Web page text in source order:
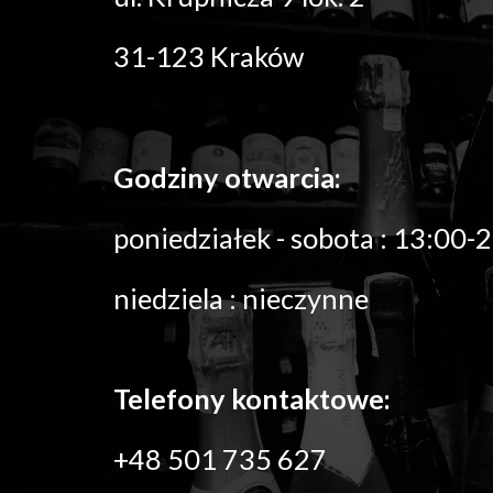
31-123 Kraków
Godziny otwarcia:
poniedziałek - sobota : 13:00-
niedziela : nieczynne
Telefony kontaktowe:
+48 501 735 627